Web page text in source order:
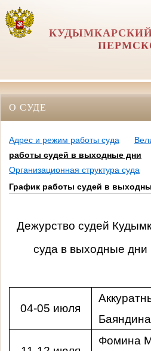
О СУДЕ
Адрес и режим работы суда
работы судей в выходные дни
Организационная структура суда
График работы судей в
Дежурство судей
суда в выходные дни
04-05 июля
Фомина